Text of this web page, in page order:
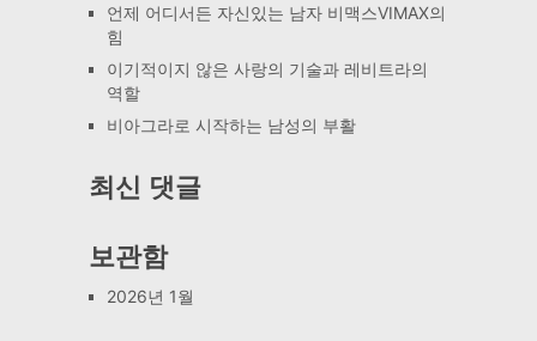
언제 어디서든 자신있는 남자 비맥스VIMAX의
힘
이기적이지 않은 사랑의 기술과 레비트라의
역할
비아그라로 시작하는 남성의 부활
최신 댓글
보관함
2026년 1월